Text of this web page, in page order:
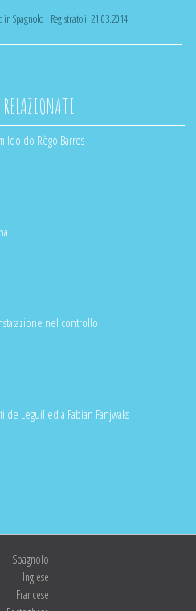
Spagnolo | Registrato il 21.03.2014
do Règo Barros
nel controllo
Leguil ed a Fabian Fanjwaks
Spagnolo
Inglese
Francese